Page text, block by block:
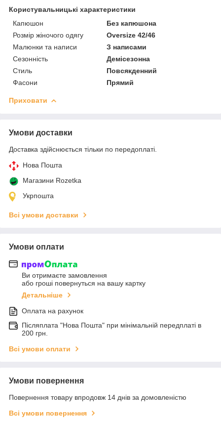
Користувальницькі характеристики
Капюшон
Без капюшона
Розмір жіночого одягу
Oversize 42/46
Малюнки та написи
З написами
Сезонність
Демісезонна
Стиль
Повсякденний
Фасони
Прямий
Приховати
Умови доставки
Доставка здійснюється тільки по передоплаті.
Нова Пошта
Магазини Rozetka
Укрпошта
Всі умови доставки
Умови оплати
Ви отримаєте замовлення
або гроші повернуться на вашу картку
Детальніше
Оплата на рахунок
Післяплата "Нова Пошта" при мінімальній передплаті в
200 грн.
Всі умови оплати
Умови повернення
Повернення товару впродовж 14 днів за домовленістю
Всі умови повернення